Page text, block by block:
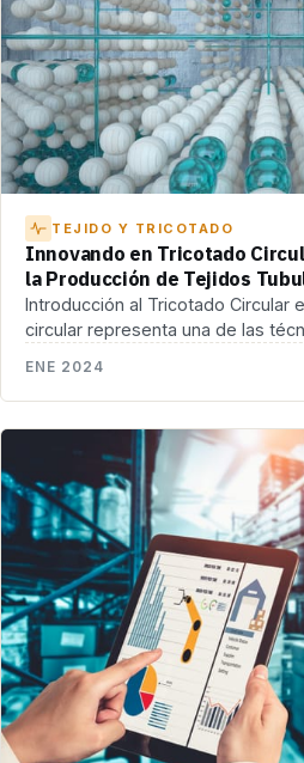
TEJIDO Y TRICOTADO
Innovando en Tricotado
la Producción de Tejidos
Introducción al Tricotado Circular
circular representa una de las
ENE 2024